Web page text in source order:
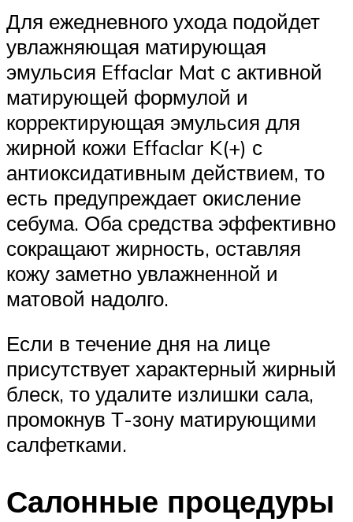
Для ежедневного ухода подойдет
увлажняющая матирующая
эмульсия Effaclar Mat с активной
матирующей формулой и
корректирующая эмульсия для
жирной кожи Effaclar K(+) с
антиоксидативным действием, то
есть предупреждает окисление
себума. Оба средства эффективно
сокращают жирность, оставляя
кожу заметно увлажненной и
матовой надолго.
Если в течение дня на лице
присутствует характерный жирный
блеск, то удалите излишки сала,
промокнув Т-зону матирующими
салфетками.
Салонные процедуры